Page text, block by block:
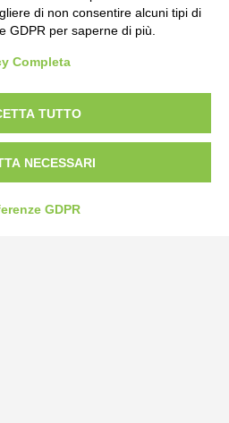
di non consentire alcuni tipi di
GDPR per saperne di più.
Completa
TUTTO
NECESSARI
GDPR